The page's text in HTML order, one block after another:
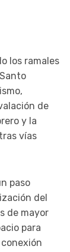
los ramales
de
y la
vías
paso
del
de mayor
para